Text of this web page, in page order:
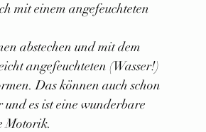
mit einem angefeuchteten
abstechen und mit dem
angefeuchteten (Wasser!)
Das können auch schon
es ist eine wunderbare
Motorik.